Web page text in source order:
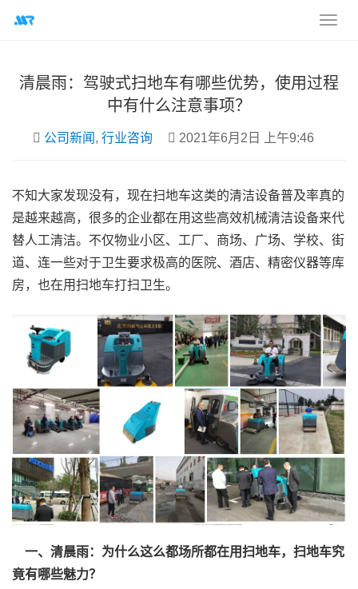
清晨雨：驾驶式扫地车有哪些优势，使用过程
中有什么注意事项？
公司新闻 , 行业咨询 2021年6月2日 上午9:46
不知大家发现没有，现在扫地车这类的清洁设备普及率真的
是越来越高，很多的企业都在用这些高效机械清洁设备来代
替人工清洁。不仅物业小区、工厂、商场、广场、学校、街
道、连一些对于卫生要求极高的医院、酒店、精密仪器等库
房，也在用扫地车打扫卫生。
一、清晨雨：为什么这么都场所都在用扫地车，扫地车究
竟有哪些魅力？